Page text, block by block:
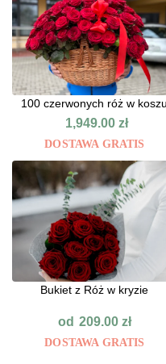
100 czerwonych róż w koszu
1,949.00zł
DOSTAWA GRATIS
Bukiet z Róż w kryzie
od 209.00 zł
DOSTAWA GRATIS